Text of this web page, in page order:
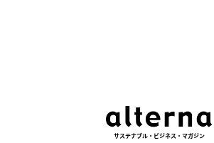
サステナブル・ビジネス・マガジン